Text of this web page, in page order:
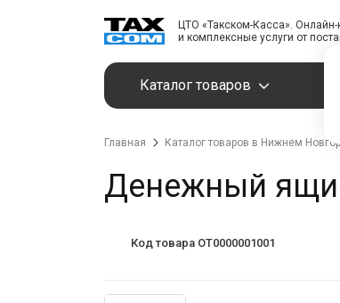
ЦТО «Такском-Касса».
и комплексные услуги от
Каталог товаров
Главная Каталог товаров в Нижнем
Денежный
Код товара OT0000001001